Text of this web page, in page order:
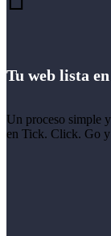
Tu web lista
Un proceso simple
en Tick. Click. Go y